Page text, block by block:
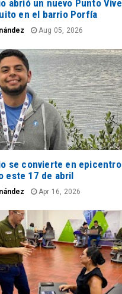
abrió un nuevo Punto Vive
en el barrio Porfía
Aug 05, 2026
se convierte en epicentro
este 17 de abril
Apr 16, 2026